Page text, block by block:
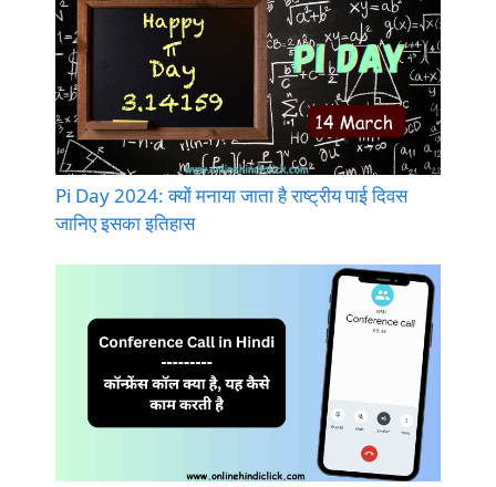
Pi Day 2024: क्यों मनाया जाता है राष्ट्रीय पाई दिवस
जानिए इसका इतिहास